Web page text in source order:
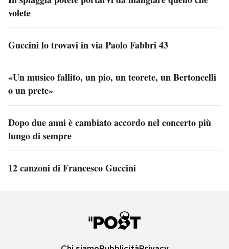
volete
Guccini lo trovavi in via Paolo Fabbri 43
«Un musico fallito, un pio, un teorete, un Bertoncelli
o un prete»
Dopo due anni è cambiato accordo nel concerto più
lungo di sempre
12 canzoni di Francesco Guccini